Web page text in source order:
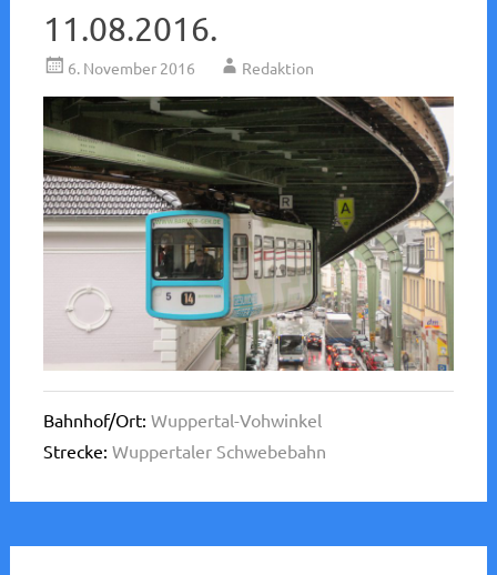
11.08.2016.
6. November 2016 Redaktion
Bahnhof/Ort: Wuppertal-Vohwinkel
Strecke: Wuppertaler Schwebebahn